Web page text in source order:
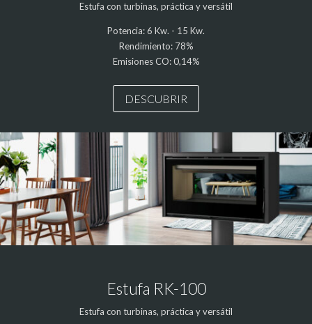
Estufa con turbinas, práctica y versátil
Potencia: 6 Kw. - 15 Kw.
Rendimiento: 78%
Emisiones CO: 0,14%
DESCUBRIR
Estufa RK-100
Estufa con turbinas, práctica y versátil